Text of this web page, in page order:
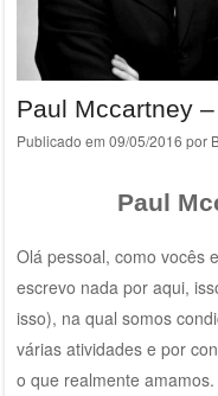
Paul Mccartney
Publicado em 09/05/2016 por
Paul
Olá pessoal, como vocês
escrevo nada por aqui,
isso), na qual somos
várias atividades e por
o que realmente